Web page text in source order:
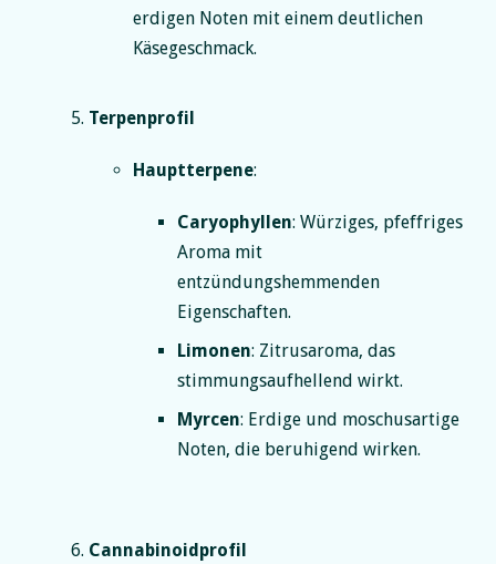
erdigen Noten mit einem deutlichen
Käsegeschmack.
Terpenprofil
Hauptterpene:
Caryophyllen: Würziges, pfeffriges
Aroma mit
entzündungshemmenden
Eigenschaften.
Limonen: Zitrusaroma, das
stimmungsaufhellend wirkt.
Myrcen: Erdige und moschusartige
Noten, die beruhigend wirken.
Cannabinoidprofil